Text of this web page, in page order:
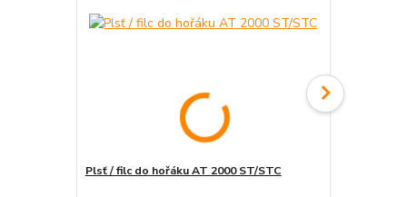
Plsť / filc do hořáku AT 2000 ST/STC